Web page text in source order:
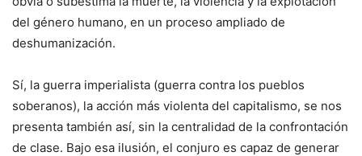
del género humano, en un proceso ampliado de
deshumanización.
Sí, la guerra imperialista (guerra contra los pueblos
soberanos), la acción más violenta del capitalismo, se nos
presenta también así, sin la centralidad de la confrontación
de clase. Bajo esa ilusión, el conjuro es capaz de generar